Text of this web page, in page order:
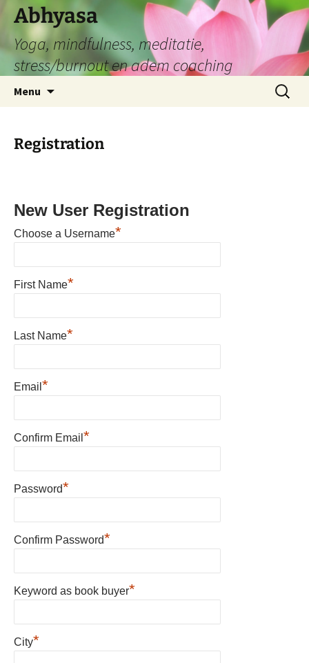
Abhyasa
Yoga, mindfulness, meditatie,
stress/burnout en adem coaching
Menu
inhoud
Zoeken
naar:
Registration
New User Registration
Choose a Username*
First Name*
Last Name*
Email *
Confirm Email *
Password*
Confirm Password*
Keyword as book buyer*
City*